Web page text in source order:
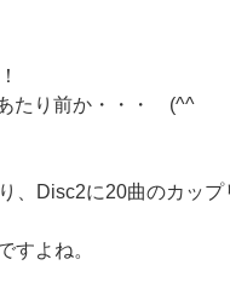
たり前か・・・ (^^ゞ
、Disc2に20曲のカップ
すよね。